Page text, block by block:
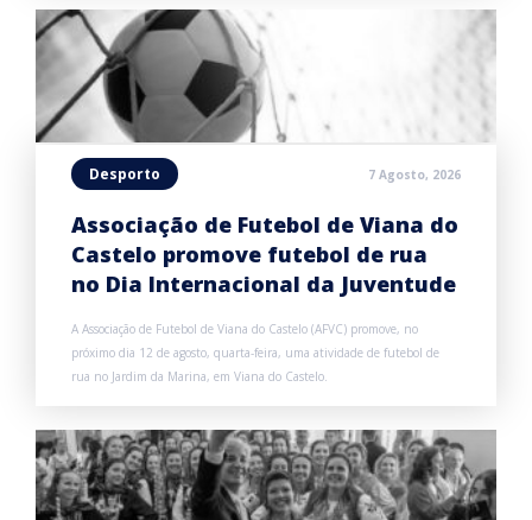
Desporto 7 Agosto, 2026
Associação de Futebol de Viana do
Castelo promove futebol de rua
no Dia Internacional da Juventude
A Associação de Futebol de Viana do Castelo (AFVC) promove, no
próximo dia 12 de agosto, quarta-feira, uma atividade de futebol de
rua no Jardim da Marina, em Viana do Castelo.